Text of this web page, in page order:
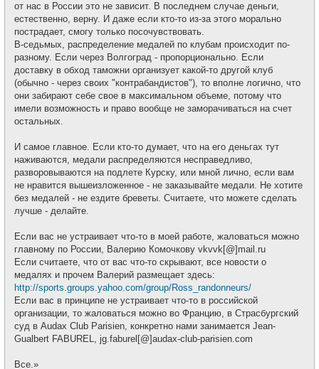
от нас в России это не зависит. В последнем случае деньги,
естественно, верну. И даже если кто-то из-за этого морально
пострадает, смогу только посочувствовать.
В-седьмых, распределение медалей по клубам происходит по-
разному. Если через Волгоград - пропорционально. Если
доставку в обход таможни организует какой-то другой клуб
(обычно - через своих "контрабандистов"), то вполне логично, что
они забирают себе свое в максимальном объеме, потому что
имели возможность и право вообще не заморачиваться на счет
остальных.
И самое главное. Если кто-то думает, что на его деньгах тут
наживаются, медали распределяются несправедливо,
разворовываются на подлете Курску, или мной лично, если вам
не нравится вышеизложенное - не заказывайте медали. Не хотите
без медалей - не ездите бреветы. Считаете, что можете сделать
лучше - делайте.
Если вас не устраивает что-то в моей работе, жаловаться можно
главному по России, Валерию Комочкову vkvvk[@]mail.ru
Если считаете, что от вас что-то скрывают, все новости о
медалях и прочем Валерий размещает здесь:
http://sports.groups.yahoo.com/group/Ross_randonneurs/
Если вас в принципе не устраивает что-то в российской
организации, то жаловаться можно во Францию, в Страсбургский
суд в Audax Club Parisien, конкретно нами занимается Jean-
Gualbert FABUREL, jg.faburel[@]audax-club-parisien.com
Все.»